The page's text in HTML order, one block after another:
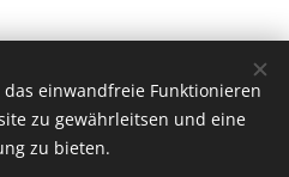
einwandfreie Funktionieren
zu gewährleitsen und eine
zu bieten.